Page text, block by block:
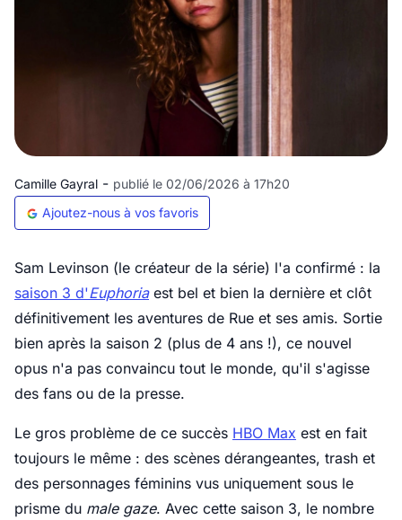
Camille Gayral - publié le 02/06/2026 à 17h20
Ajoutez-nous à vos favoris
Sam Levinson (le créateur de la série) l'a confirmé : la
saison 3 d'Euphoriaest bel et bien la dernière et clôt
définitivement les aventures de Rue et ses amis. Sortie
bien après la saison 2 (plus de 4 ans !), ce nouvel
opus n'a pas convaincu tout le monde, qu'il s'agisse
des fans ou de la presse.
Le gros problème de ce succès HBO Max est en fait
toujours le même : des scènes dérangeantes, trash et
des personnages féminins vus uniquement sous le
prisme du male gaze. Avec cette saison 3, le nombre